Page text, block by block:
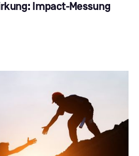
Impact-Messung